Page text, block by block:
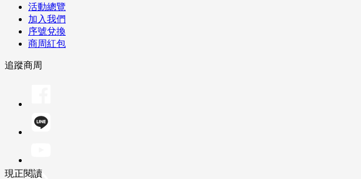
活動總覽
加入我們
序號兌換
商周紅包
追蹤商周
現正閱讀